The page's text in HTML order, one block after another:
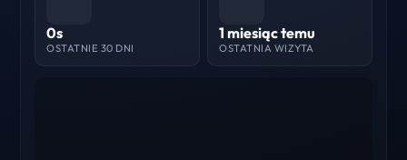
0s
OSTATNIE 30 DNI
1 miesiąc temu
OSTATNIA WIZYTA